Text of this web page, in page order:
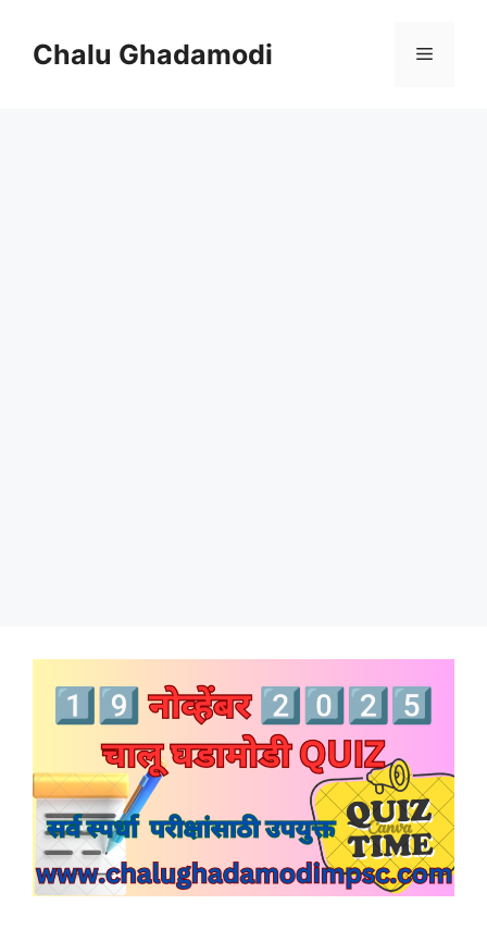
contentChalu Ghadamodi Menu